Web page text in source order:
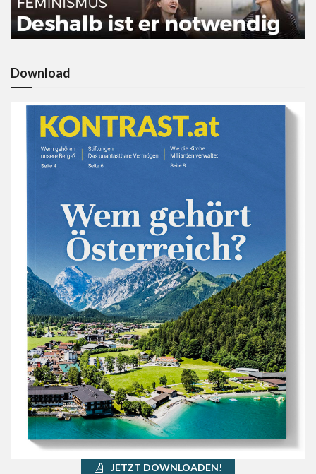
Download
JETZT DOWNLOADEN!